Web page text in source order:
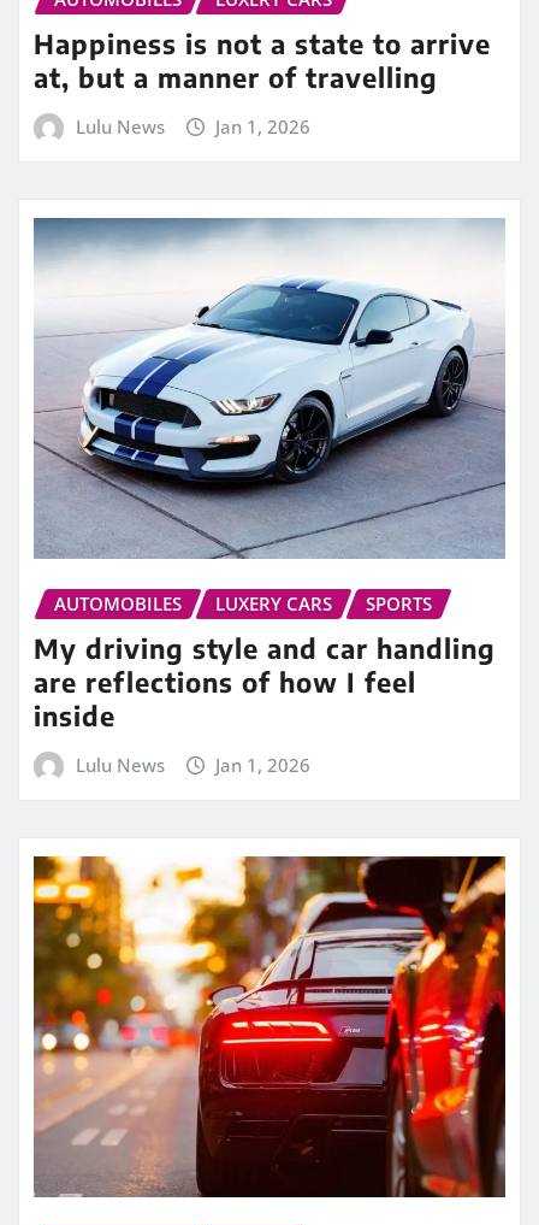
Happiness is not a state to arrive
at, but a manner of travelling
Lulu News Jan 1, 2026
AUTOMOBILES LUXERY CARS SPORTS
My driving style and car handling
are reflections of how I feel
inside
Lulu News Jan 1, 2026